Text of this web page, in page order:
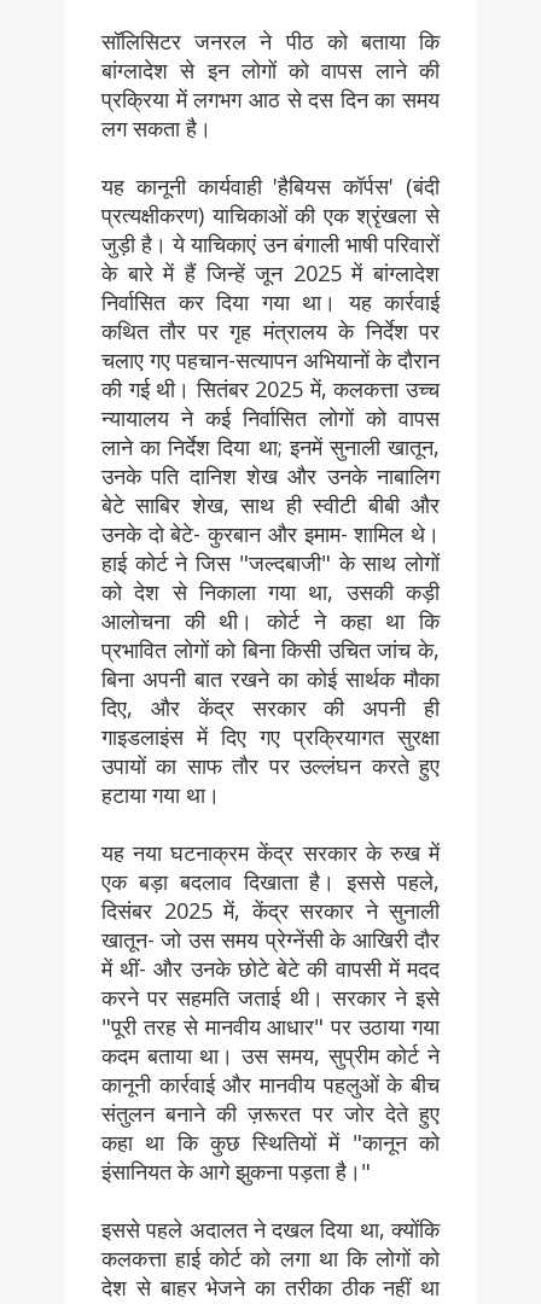
सॉलिसिटर जनरल ने पीठ को बताया कि
बांग्लादेश से इन लोगों को वापस लाने की
प्रक्रिया में लगभग आठ से दस दिन का समय
लग सकता है।
यह कानूनी कार्यवाही 'हैबियस कॉर्पस' (बंदी
प्रत्यक्षीकरण) याचिकाओं की एक श्रृंखला से
जुड़ी है। ये याचिकाएं उन बंगाली भाषी परिवारों
के बारे में हैं जिन्हें जून 2025 में बांग्लादेश
निर्वासित कर दिया गया था। यह कार्रवाई
कथित तौर पर गृह मंत्रालय के निर्देश पर
चलाए गए पहचान-सत्यापन अभियानों के दौरान
की गई थी। सितंबर 2025 में, कलकत्ता उच्च
न्यायालय ने कई निर्वासित लोगों को वापस
लाने का निर्देश दिया था; इनमें सुनाली खातून,
उनके पति दानिश शेख और उनके नाबालिग
बेटे साबिर शेख, साथ ही स्वीटी बीबी और
उनके दो बेटे- कुरबान और इमाम- शामिल थे।
हाई कोर्ट ने जिस "जल्दबाजी" के साथ लोगों
को देश से निकाला गया था, उसकी कड़ी
आलोचना की थी। कोर्ट ने कहा था कि
प्रभावित लोगों को बिना किसी उचित जांच के,
बिना अपनी बात रखने का कोई सार्थक मौका
दिए, और केंद्र सरकार की अपनी ही
गाइडलाइंस में दिए गए प्रक्रियागत सुरक्षा
उपायों का साफ तौर पर उल्लंघन करते हुए
हटाया गया था।
यह नया घटनाक्रम केंद्र सरकार के रुख में
एक बड़ा बदलाव दिखाता है। इससे पहले,
दिसंबर 2025 में, केंद्र सरकार ने सुनाली
खातून- जो उस समय प्रेग्नेंसी के आखिरी दौर
में थीं- और उनके छोटे बेटे की वापसी में मदद
करने पर सहमति जताई थी। सरकार ने इसे
"पूरी तरह से मानवीय आधार" पर उठाया गया
कदम बताया था। उस समय, सुप्रीम कोर्ट ने
कानूनी कार्रवाई और मानवीय पहलुओं के बीच
संतुलन बनाने की ज़रूरत पर जोर देते हुए
कहा था कि कुछ स्थितियों में "कानून को
इंसानियत के आगे झुकना पड़ता है।"
इससे पहले अदालत ने दखल दिया था, क्योंकि
कलकत्ता हाई कोर्ट को लगा था कि लोगों को
देश से बाहर भेजने का तरीका ठीक नहीं था